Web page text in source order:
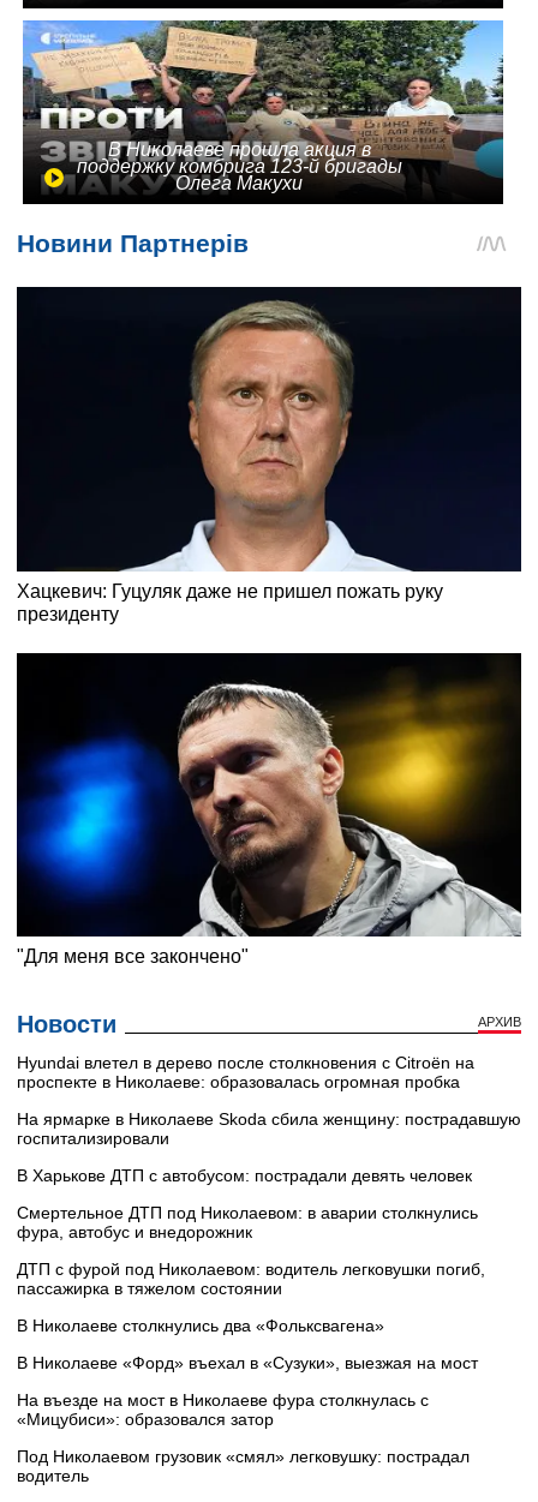
В Николаеве прошла акция в
поддержку комбрига 123-й бригады
Олега Макухи
Новости АРХИВ
Hyundai влетел в дерево после столкновения с Citroën на
проспекте в Николаеве: образовалась огромная пробка
На ярмарке в Николаеве Skoda сбила женщину: пострадавшую
госпитализировали
В Харькове ДТП с автобусом: пострадали девять человек
Смертельное ДТП под Николаевом: в аварии столкнулись
фура, автобус и внедорожник
ДТП с фурой под Николаевом: водитель легковушки погиб,
пассажирка в тяжелом состоянии
В Николаеве столкнулись два «Фольксвагена»
В Николаеве «Форд» въехал в «Сузуки», выезжая на мост
На въезде на мост в Николаеве фура столкнулась с
«Мицубиси»: образовался затор
Под Николаевом грузовик «смял» легковушку: пострадал
водитель